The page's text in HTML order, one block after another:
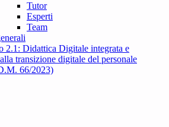
Tutor
Esperti
Team
2.1: Didattica Digitale integrata e
transizione digitale del personale
66/2023)